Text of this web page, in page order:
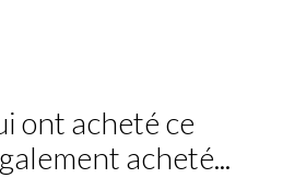
ont acheté ce
acheté...